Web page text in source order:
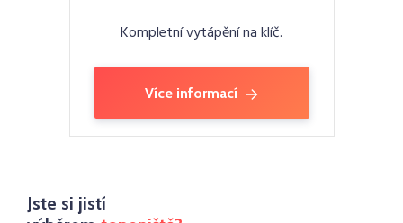
Kompletní vytápění na klíč.
Více informací
Jste si jistí